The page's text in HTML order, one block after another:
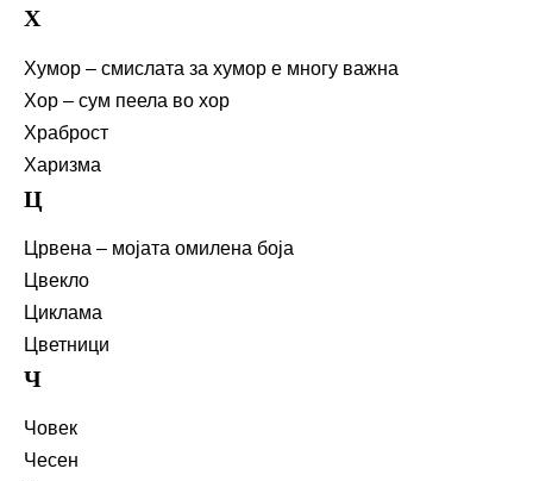
Х
Хумор – смислата за хумор е многу важна
Хор – сум пеела во хор
Храброст
Харизма
Ц
Црвена – мојата омилена боја
Цвекло
Циклама
Цветници
Ч
Човек
Чесен